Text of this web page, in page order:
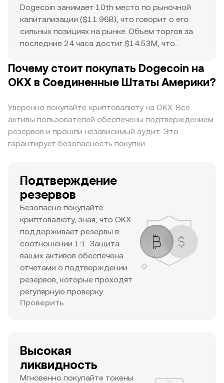
Dogecoin занимает 10th место по рыночной
капитализации ($11.96B), что говорит о его
сильных позициях на рынке. Объем торгов за
последние 24 часа достиг $14.53M, что
продавцов. Исторический максимум $0.74
служит ориентиром для текущего движения
цены и потенциального роста. Сочетание
высокого уровня рыночной капитализации,
значительного ежедневного объема торгов и
высокого исторического максимума говорит о
том, что это крупный актив с высокой
Почему стоит покупать Dogecoin на
OKX в Соединенные Штаты Америки?
Уверенно покупайте криптовалюту на OKX. Все
активы пользователей обеспечены подтверждением
резервов и прошли независимый аудит. Это
гарантирует безопасность покупки.
Подтверждение
резервов
Безопасно покупайте
криптовалюту, зная, что OKX
поддерживает резервы в
соотношении 1:1. Защита
ваших активов обеспечена
отчетами о подтверждении
резервов, которые проходят
регулярную проверку.
Проверить
Высокая
ликвидность
Мгновенно покупайте токены